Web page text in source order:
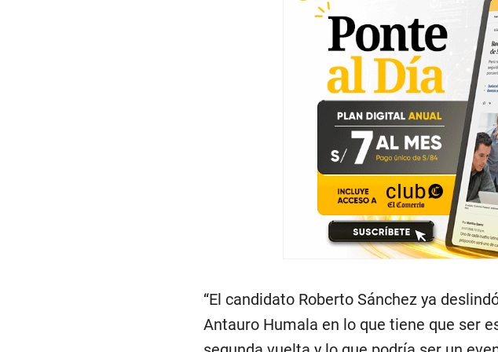
“El candidato Roberto Sánchez ya
Antauro Humala en lo que tiene que ser